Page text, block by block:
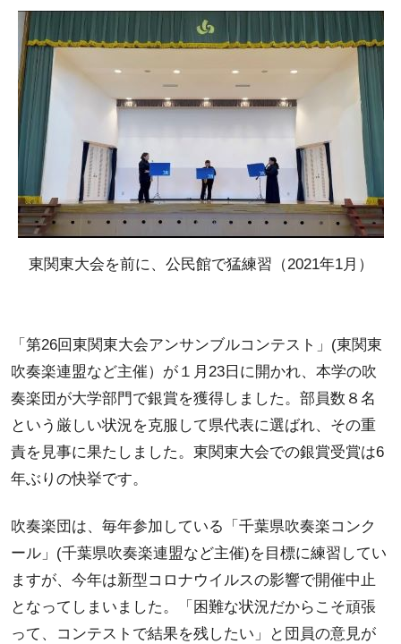
東関東大会を前に、公民館で猛練習（2021年1月）
「第26回東関東大会アンサンブルコンテスト」(東関東
吹奏楽連盟など主催）が１月23日に開かれ、本学の吹
奏楽団が大学部門で銀賞を獲得しました。部員数８名
という厳しい状況を克服して県代表に選ばれ、その重
責を見事に果たしました。東関東大会での銀賞受賞は6
年ぶりの快挙です。
吹奏楽団は、毎年参加している「千葉県吹奏楽コンク
ール」(千葉県吹奏楽連盟など主催)を目標に練習してい
ますが、今年は新型コロナウイルスの影響で開催中止
となってしまいました。「困難な状況だからこそ頑張
って、コンテストで結果を残したい」と団員の意見が